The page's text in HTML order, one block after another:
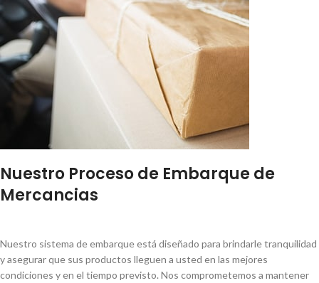
Nuestro Proceso de Embarque de
Mercancias
Nuestro sistema de embarque está diseñado para brindarle tranquilidad
y asegurar que sus productos lleguen a usted en las mejores
condiciones y en el tiempo previsto. Nos comprometemos a mantener